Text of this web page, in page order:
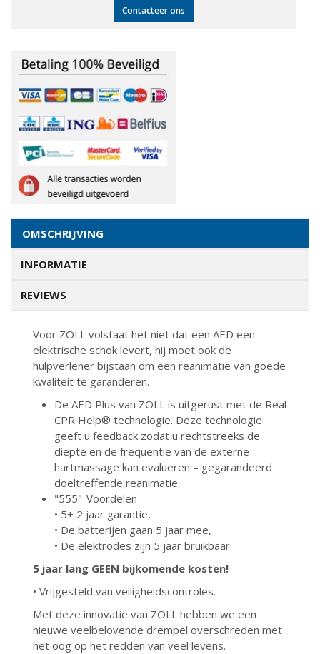
Contacteer ons
OMSCHRIJVING
INFORMATIE
REVIEWS
Voor ZOLL volstaat het niet dat een AED een
elektrische schok levert, hij moet ook de
hulpverlener bijstaan om een reanimatie van goede
kwaliteit te garanderen.
De AED Plus van ZOLL is uitgerust met de Real
CPR Help® technologie. Deze technologie
geeft u feedback zodat u rechtstreeks de
diepte en de frequentie van de externe
hartmassage kan evalueren – gegarandeerd
doeltreffende reanimatie.
"555"-Voordelen
• 5+ 2 jaar garantie,
• De batterijen gaan 5 jaar mee,
• De elektrodes zijn 5 jaar bruikbaar
5 jaar lang GEEN bijkomende kosten!
• Vrijgesteld van veiligheidscontroles.
Met deze innovatie van ZOLL hebben we een
nieuwe veelbelovende drempel overschreden met
het oog op het redden van veel levens.